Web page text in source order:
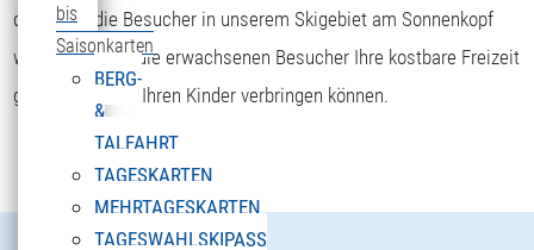
bis
Saisonkarten
BERG-
&
TALFAHRT
TAGESKARTEN
MEHRTAGESKARTEN
TAGESWAHLSKIPASS
dass sich die Besucher in unserem Skigebiet am Sonnenkopf
wohlfühlen und die erwachsenen Besucher Ihre kostbare Freizeit
gemeinsam mit Ihren Kinder verbringen können.